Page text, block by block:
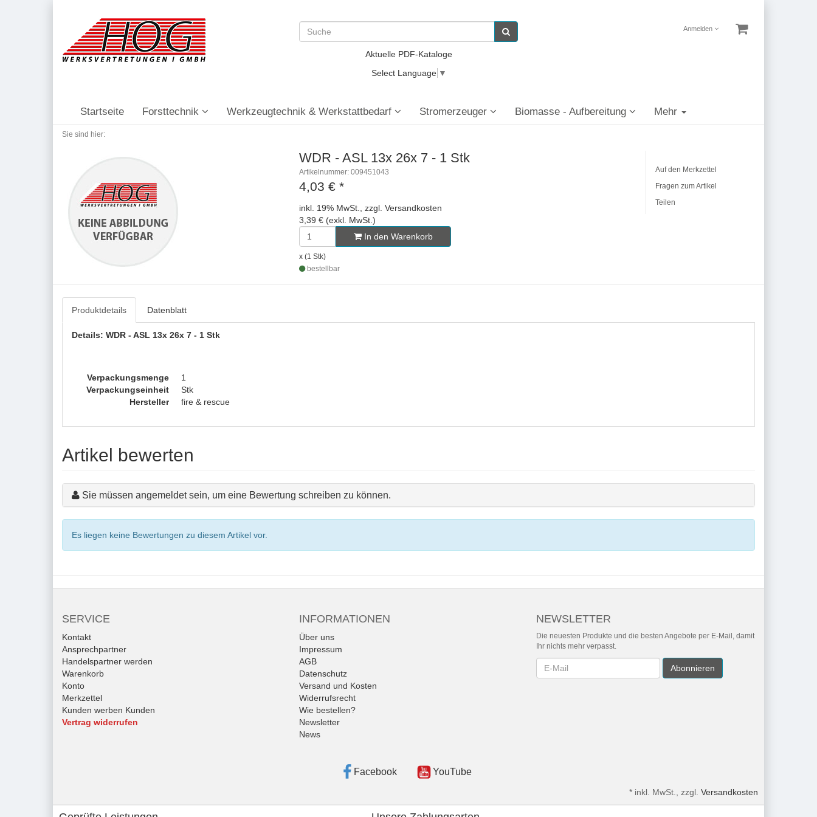
Anmelden
Aktuelle PDF-Kataloge
Select Language ▼
Startseite Forsttechnik Werkzeugtechnik & Werkstattbedarf Stromerzeuger Biomasse - Aufbereitung Mehr
Sie sind hier:
WDR - ASL 13x 26x 7 - 1 Stk
Artikelnummer: 009451043
4,03 € *
inkl. 19% MwSt., zzgl. Versandkosten
3,39 € (exkl. MwSt.)
In den Warenkorb
x (1 Stk)
bestellbar
Auf den Merkzettel
Fragen zum Artikel
Teilen
Produktdetails Datenblatt
Details: WDR - ASL 13x 26x 7 - 1 Stk
Verpackungsmenge
1
Verpackungseinheit
Stk
Hersteller
fire & rescue
Artikel bewerten
Sie müssen angemeldet sein, um eine Bewertung schreiben zu können.
Es liegen keine Bewertungen zu diesem Artikel vor.
SERVICE
Kontakt
Ansprechpartner
Handelspartner werden
Warenkorb
Konto
Merkzettel
Kunden werben Kunden
Vertrag widerrufen
INFORMATIONEN
Über uns
Impressum
AGB
Datenschutz
Versand und Kosten
Widerrufsrecht
Wie bestellen?
Newsletter
News
NEWSLETTER
Die neuesten Produkte und die besten Angebote per E-Mail, damit
Ihr nichts mehr verpasst.
Newsletter Abonnieren
Facebook YouTube
* inkl. MwSt., zzgl. Versandkosten